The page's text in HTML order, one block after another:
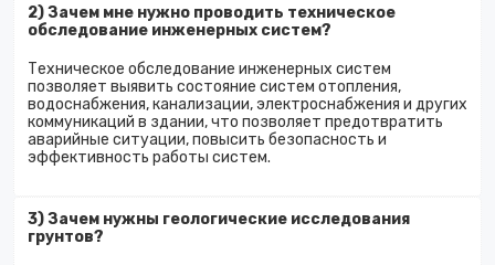
2) Зачем мне нужно проводить техническое
обследование инженерных систем?
Техническое обследование инженерных систем
позволяет выявить состояние систем отопления,
водоснабжения, канализации, электроснабжения и других
коммуникаций в здании, что позволяет предотвратить
аварийные ситуации, повысить безопасность и
эффективность работы систем.
3) Зачем нужны геологические исследования
грунтов?